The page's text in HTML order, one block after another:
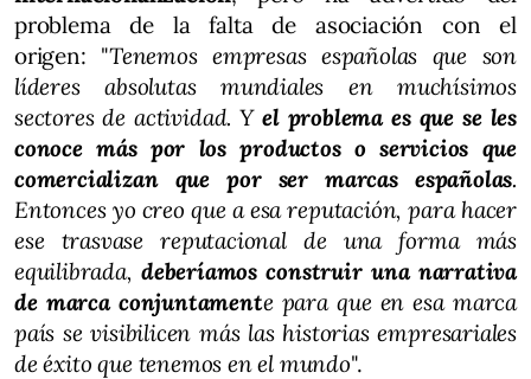
problema de la falta de asociación con el
origen: "Tenemos empresas españolas que son
líderes absolutas mundiales en muchísimos
sectores de actividad. Y el problema es que se les
conoce más por los productos o servicios que
comercializan que por ser marcas españolas.
Entonces yo creo que a esa reputación, para hacer
ese trasvase reputacional de una forma más
equilibrada,deberíamos construir una narrativa
de marca conjuntamente para que en esa marca
país se visibilicen más las historias empresariales
de éxito que tenemos en el mundo".